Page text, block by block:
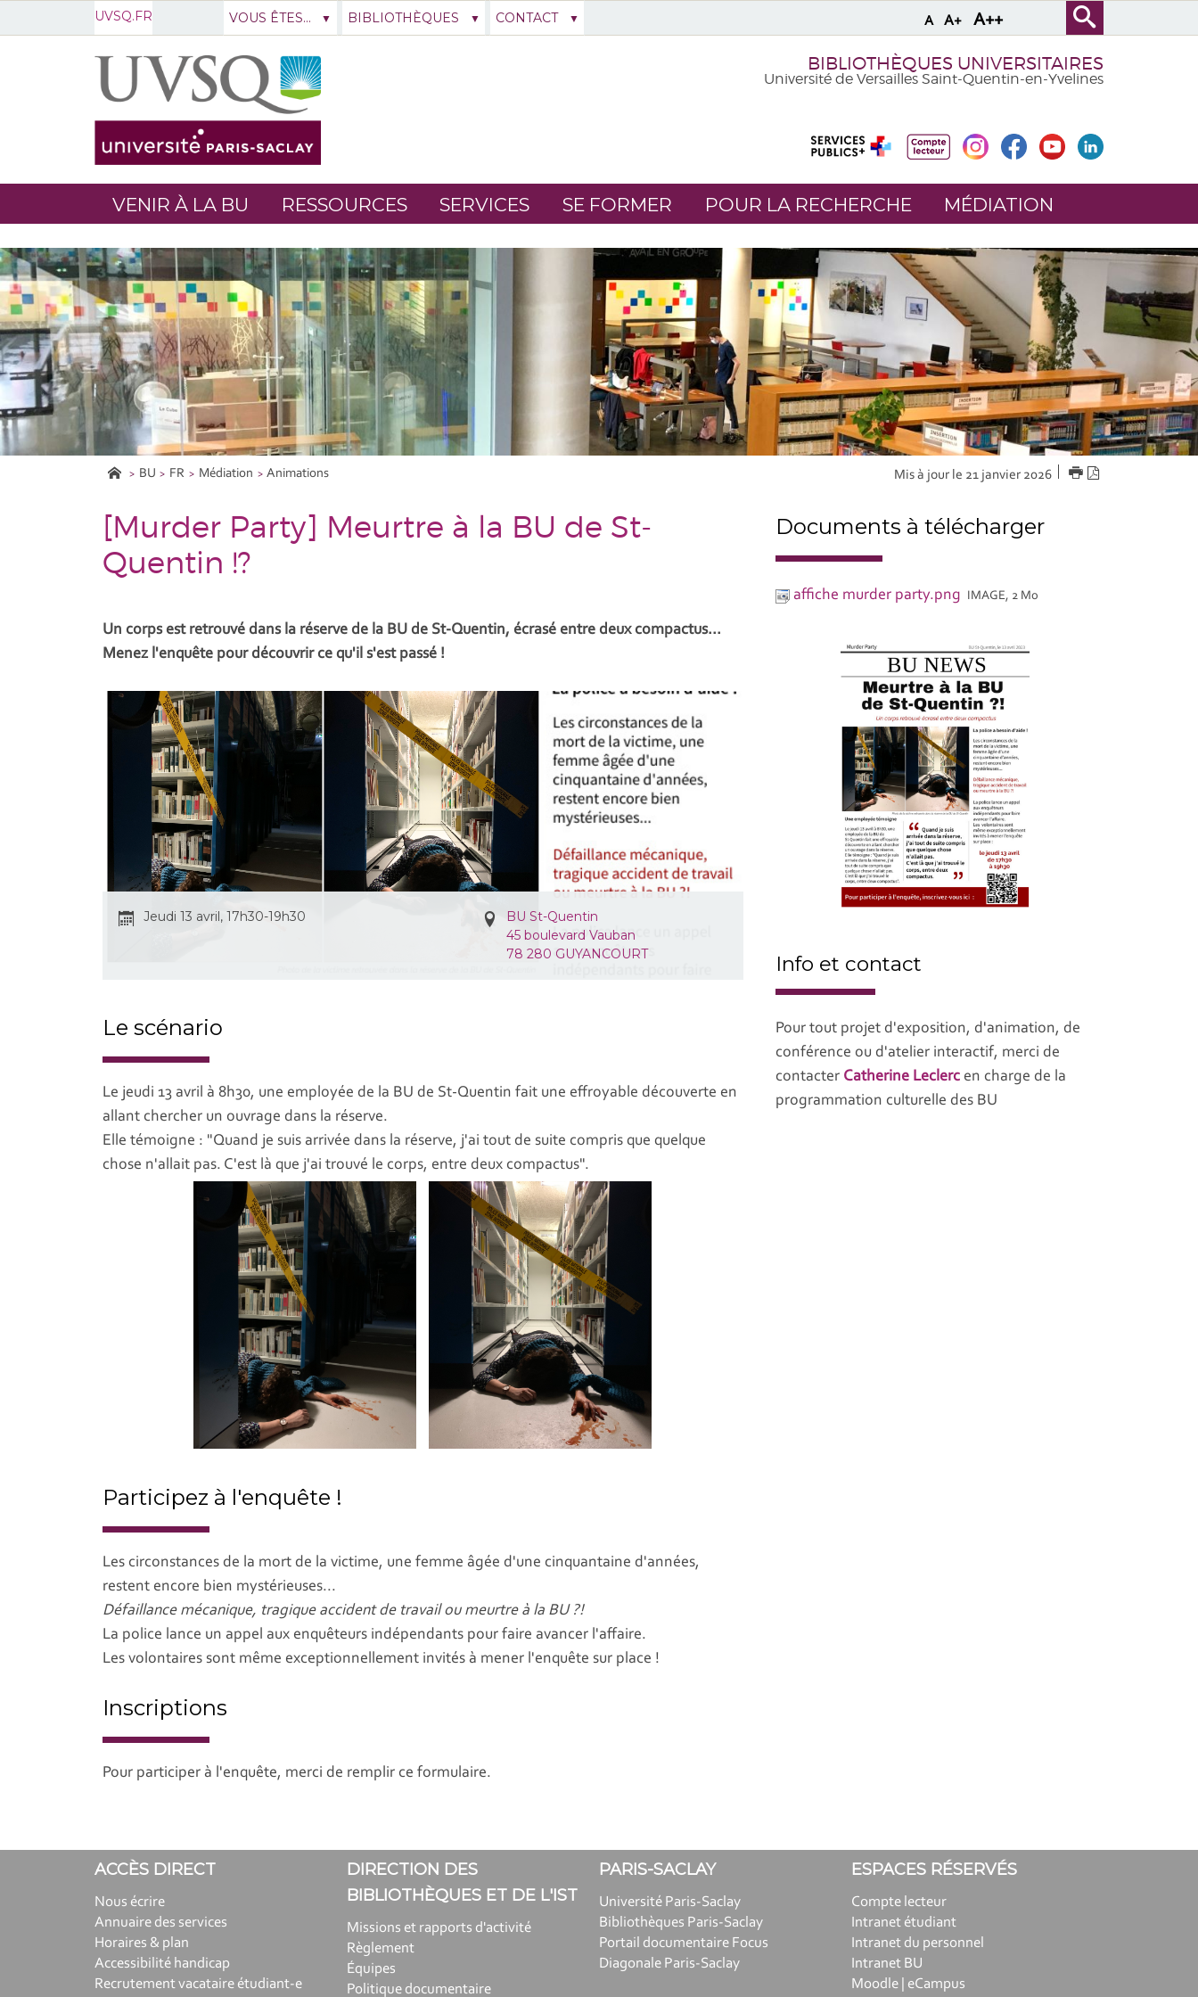
A A+ A++
UVSQ.FR
BIBLIOTHÈQUES UNIVERSITAIRES
Université de Versailles Saint-Quentin-en-Yvelines
VENIR À LA BU RESSOURCES SERVICES SE FORMER POUR LA RECHERCHE MÉDIATION
BU FR Médiation Animations Mis à jour le 21 janvier 2026 IMPRIMER
[Murder Party] Meurtre à la BU de St-
Quentin !?
Un corps est retrouvé dans la réserve de la BU de St-Quentin, écrasé entre deux compactus...
Menez l'enquête pour découvrir ce qu'il s'est passé !
Jeudi 13 avril, 17h30-19h30
BU St-Quentin
45 boulevard Vauban
78 280 GUYANCOURT
Le scénario
Le jeudi 13 avril à 8h30, une employée de la BU de St-Quentin fait une effroyable découverte en
allant chercher un ouvrage dans la réserve.
Elle témoigne : "Quand je suis arrivée dans la réserve, j'ai tout de suite compris que quelque
chose n'allait pas. C'est là que j'ai trouvé le corps, entre deux compactus".
Participez à l'enquête !
Les circonstances de la mort de la victime, une femme âgée d'une cinquantaine d'années,
restent encore bien mystérieuses...
Défaillance mécanique, tragique accident de travail ou meurtre à la BU ?!
La police lance un appel aux enquêteurs indépendants pour faire avancer l'affaire.
Les volontaires sont même exceptionnellement invités à mener l'enquête sur place !
Inscriptions
Pour participer à l'enquête, merci de remplir ce formulaire.
Documents à télécharger
affiche murder party.png IMAGE, 2 Mo
Info et contact
Pour tout projet d'exposition, d'animation, de
conférence ou d'atelier interactif, merci de
contacter Catherine Leclerc en charge de la
programmation culturelle des BU
VOUS ÊTES... BIBLIOTHÈQUES CONTACT
ACCÈS DIRECT
Nous écrire
Annuaire des services
Horaires & plan
Accessibilité handicap
Recrutement vacataire étudiant-e
DIRECTION DES
BIBLIOTHÈQUES ET DE L'IST
Missions et rapports d'activité
Règlement
Équipes
Politique documentaire
PARIS-SACLAY
Université Paris-Saclay
Bibliothèques Paris-Saclay
Portail documentaire Focus
Diagonale Paris-Saclay
ESPACES RÉSERVÉS
Compte lecteur
Intranet étudiant
Intranet du personnel
Intranet BU
Moodle | eCampus